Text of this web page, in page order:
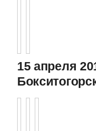
15 апреля